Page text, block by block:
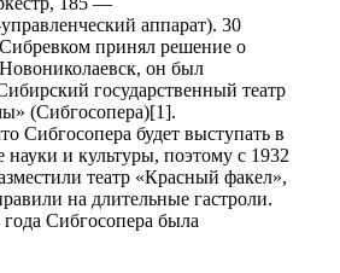
аппарат). 30
Сибревком принял решение о
он был
государственный театр
(Сибгосопера)[1].
Сибгосопера будет выступать в
и культуры, поэтому с 1932
театр «Красный факел»,
на длительные гастроли.
Сибгосопера была